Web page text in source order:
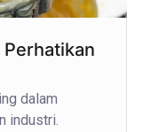
Perhatikan
dalam
industri.